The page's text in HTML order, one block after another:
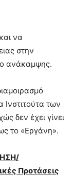
να
στην
ανάκαμψης.
των
δεν έχει γίνει
το «Εργάνη».
Προτάσεις